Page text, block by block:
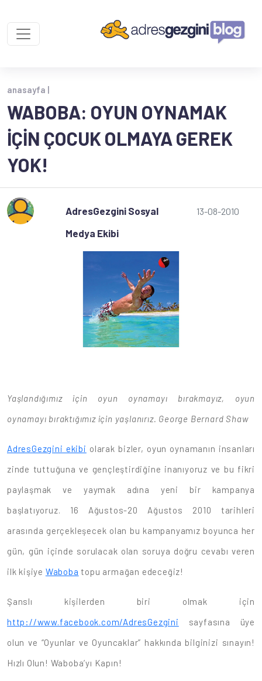
anasayfa |
WABOBA: OYUN OYNAMAK
İÇIN ÇOCUK OLMAYA GEREK
YOK!
AdresGezgini Sosyal
Medya Ekibi
13-08-2010
Yaşlandığımız için oyun oynamayı bırakmayız, oyun
oynamayı bıraktığımız için yaşlanırız. George Bernard Shaw
AdresGezgini ekibi olarak bizler, oyun oynamanın insanları
zinde tuttuğuna ve gençleştirdiğine inanıyoruz ve bu fikri
paylaşmak ve yaymak adına yeni bir kampanya
başlatıyoruz. 16 Ağustos-20 Ağustos 2010 tarihleri
arasında gerçekleşecek olan bu kampanyamız boyunca her
gün, gün içinde sorulacak olan soruya doğru cevabı veren
ilk kişiye Waboba topu armağan edeceğiz!
Şanslı kişilerden biri olmak için
http://www.facebook.com/AdresGezgini
sayfasına üye
olun ve “Oyunlar ve Oyuncaklar” hakkında bilginizi sınayın!
Hızlı Olun! Waboba’yı Kapın!